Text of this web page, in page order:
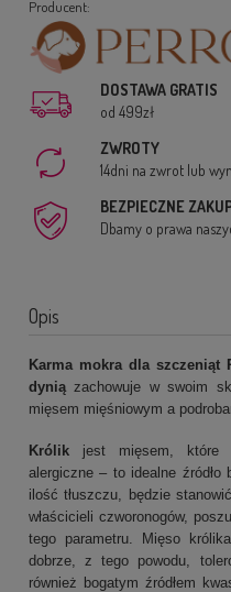
Producent:
DOSTAWA GRATIS
od 499zł
ZWROTY
14dni na zwrot lub
BEZPIECZNE
Dbamy o prawa
Opis
Karma mokra dla szczeniąt
dynią zachowuje w swoim
mięsem mięśniowym a
Królik jest mięsem, które
alergiczne – to idealne źródło
ilość tłuszczu, będzie
właścicieli czworonogów,
tego parametru. Mięso
dobrze, z tego powodu,
również bogatym źródłem